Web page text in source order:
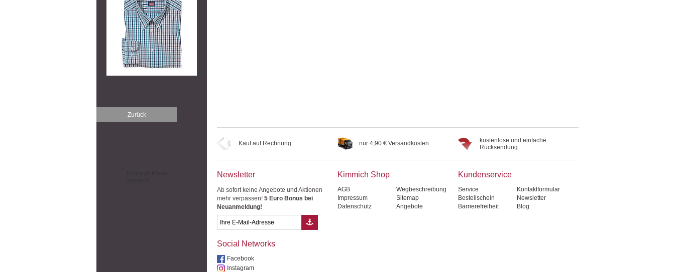
Zurück
Kauf auf Rechnung nur 4,90 € Versandkosten
kostenlose und einfache
Rücksendung
Newsletter
Ab sofort keine Angebote und Aktionen
mehr verpassen! 5 Euro Bonus bei
Neuanmeldung!
Social Networks
Facebook
Instagram
Kimmich Shop
AGB
Wegbeschreibung
Impressum
Sitemap
Datenschutz
Angebote
Kundenservice
Service
Kontaktformular
Bestellschein
Newsletter
Barrierefreiheit
Blog